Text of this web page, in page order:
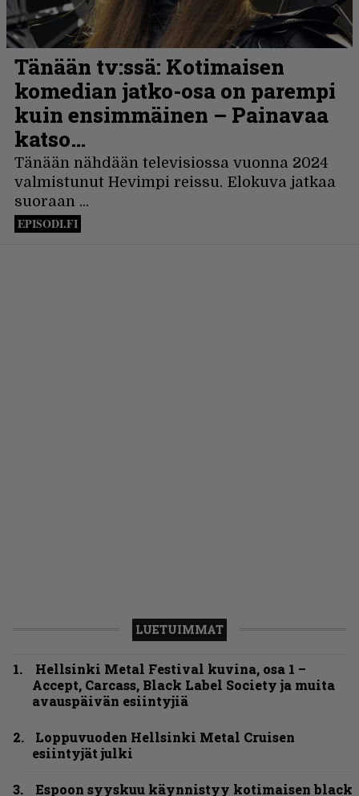
LUETUIMMAT
Hellsinki Metal Festival kuvina, osa 1 –
Accept, Carcass, Black Label Society ja muita
avauspäivän esiintyjiä
Loppuvuoden Hellsinki Metal Cruisen
esiintyjät julki
Espoon syyskuu käynnistyy kotimaisen black